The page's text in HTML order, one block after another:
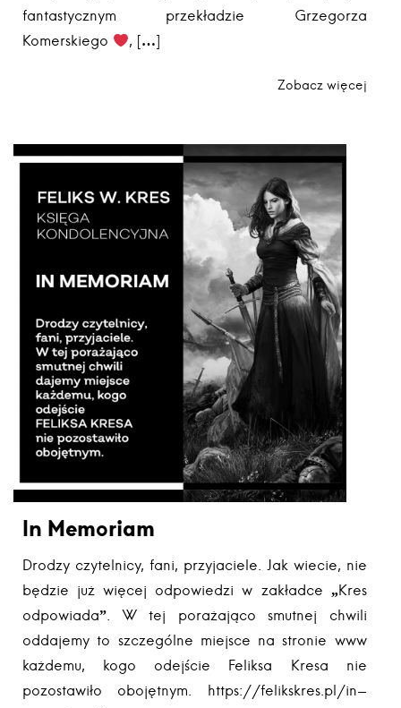
fantastycznym przekładzie Grzegorza
Komerskiego
, […]
Zobacz więcej
In Memoriam
Drodzy czytelnicy, fani, przyjaciele. Jak wiecie, nie
będzie już więcej odpowiedzi w zakładce „Kres
odpowiada”. W tej porażająco smutnej chwili
oddajemy to szczególne miejsce na stronie www
każdemu, kogo odejście Feliksa Kresa nie
pozostawiło obojętnym. https://felikskres.pl/in-